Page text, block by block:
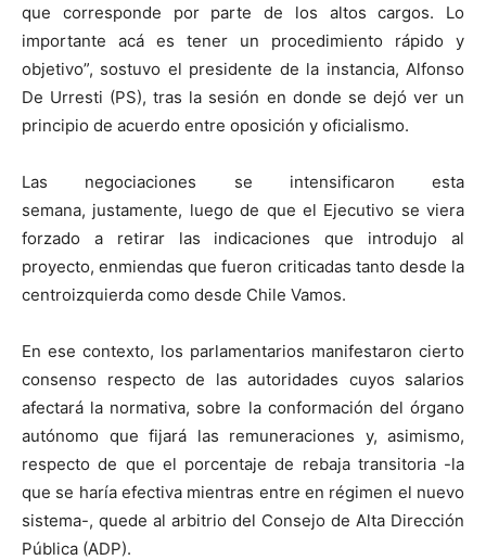
que corresponde por parte de los altos cargos. Lo
importante acá es tener un procedimiento rápido y
objetivo”, sostuvo el presidente de la instancia, Alfonso
De Urresti (PS), tras la sesión en donde se dejó ver un
principio de acuerdo entre oposición y oficialismo.
Las negociaciones se intensificaron esta
semana, justamente, luego de que el Ejecutivo se viera
forzado a retirar las indicaciones que introdujo al
proyecto, enmiendas que fueron criticadas tanto desde la
centroizquierda como desde Chile Vamos.
En ese contexto, los parlamentarios manifestaron cierto
consenso respecto de las autoridades cuyos salarios
afectará la normativa, sobre la conformación del órgano
autónomo que fijará las remuneraciones y, asimismo,
respecto de que el porcentaje de rebaja transitoria -la
que se haría efectiva mientras entre en régimen el nuevo
sistema-, quede al arbitrio del Consejo de Alta Dirección
Pública (ADP).